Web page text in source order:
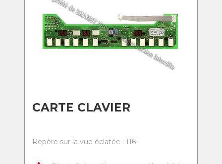
CARTE CLAVIER
Repère sur la vue éclatée : 116